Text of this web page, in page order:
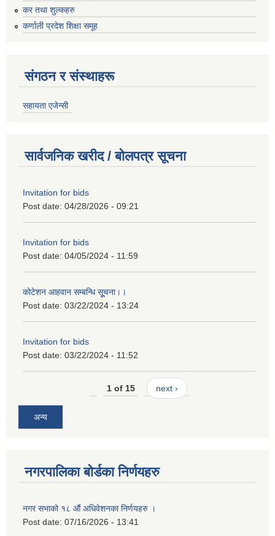
कर तथा शुल्कहरु
कर्णाली प्रदेश शिक्षा समूह
संगठन र संस्थाहरू
सहायता एजेन्सी
सार्वजनिक खरीद / बोलपत्र सूचना
Invitation for bids
Post date: 04/28/2026 - 09:21
Invitation for bids
Post date: 04/05/2024 - 11:59
कोटेशन आहवान सम्बन्धि सूूचना।।
Post date: 03/22/2024 - 13:24
Invitation for bids
Post date: 03/22/2024 - 11:52
1 of 15 next ›
अन्य
नगरपालिका बोर्डका निर्णयहरु
नगर सभाको १८ औं अधिवेशनका निर्णयहरु ।
Post date: 07/16/2026 - 13:41